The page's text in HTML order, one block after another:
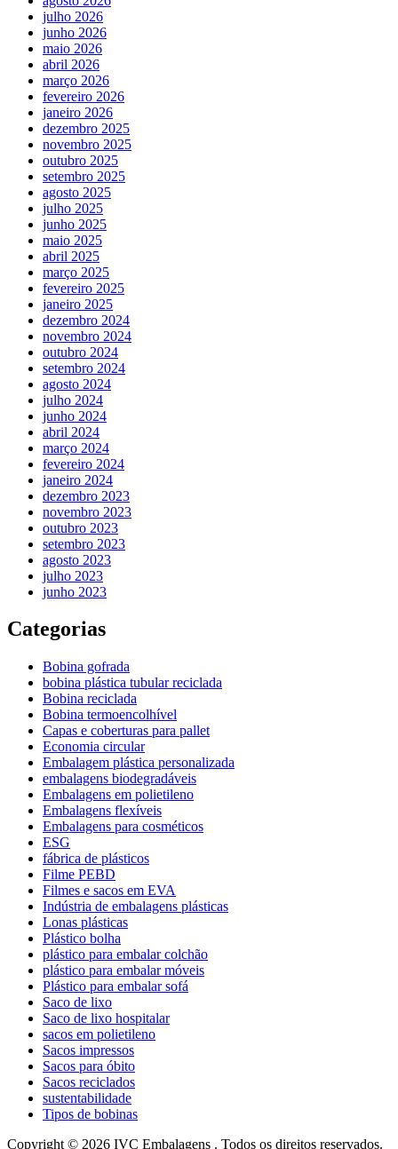
julho 2026
junho 2026
maio 2026
abril 2026
março 2026
fevereiro 2026
janeiro 2026
dezembro 2025
novembro 2025
outubro 2025
setembro 2025
agosto 2025
julho 2025
junho 2025
maio 2025
abril 2025
março 2025
fevereiro 2025
janeiro 2025
dezembro 2024
novembro 2024
outubro 2024
setembro 2024
agosto 2024
julho 2024
junho 2024
abril 2024
março 2024
fevereiro 2024
janeiro 2024
dezembro 2023
novembro 2023
outubro 2023
setembro 2023
agosto 2023
julho 2023
junho 2023
Categorias
Bobina gofrada
bobina plástica tubular reciclada
Bobina reciclada
Bobina termoencolhível
Capas e coberturas para pallet
Economia circular
Embalagem plástica personalizada
embalagens biodegradáveis
Embalagens em polietileno
Embalagens flexíveis
Embalagens para cosméticos
ESG
fábrica de plásticos
Filme PEBD
Filmes e sacos em EVA
Indústria de embalagens plásticas
Lonas plásticas
Plástico bolha
plástico para embalar colchão
plástico para embalar móveis
Plástico para embalar sofá
Saco de lixo
Saco de lixo hospitalar
sacos em polietileno
Sacos impressos
Sacos para óbito
Sacos reciclados
sustentabilidade
Tipos de bobinas
Copyright © 2026 IVC Embalagens . Todos os direitos reservados.